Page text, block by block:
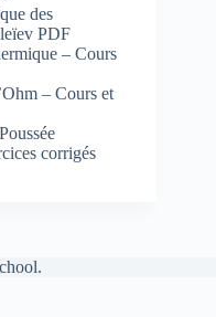
des
PDF
– Cours
– Cours et
Poussée
corrigés